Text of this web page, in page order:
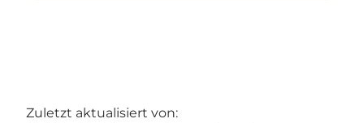
Zuletzt aktualisiert von: